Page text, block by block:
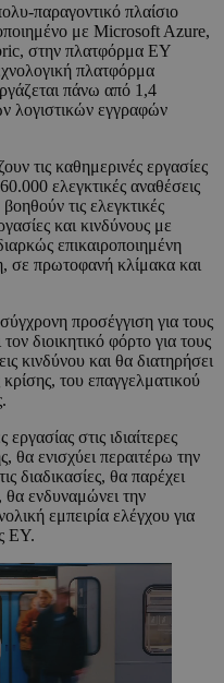
παραγοντικό πλαίσιο
με Microsoft Azure,
στην πλατφόρμα EY
πλατφόρμα
πάνω από 1,4
λογιστικών εγγραφών
τις καθημερινές εργασίες
ελεγκτικές αναθέσεις
τις ελεγκτικές
και κινδύνους με
επικαιροποιημένη
σε πρωτοφανή κλίμακα και
προσέγγιση για τους
διοικητικό φόρτο για τους
κινδύνου και θα διατηρήσει
του επαγγελματικού
στις ιδιαίτερες
θα ενισχύει περαιτέρω την
διαδικασίες, θα παρέχει
θα ενδυναμώνει την
εμπειρία ελέγχου για
EY.